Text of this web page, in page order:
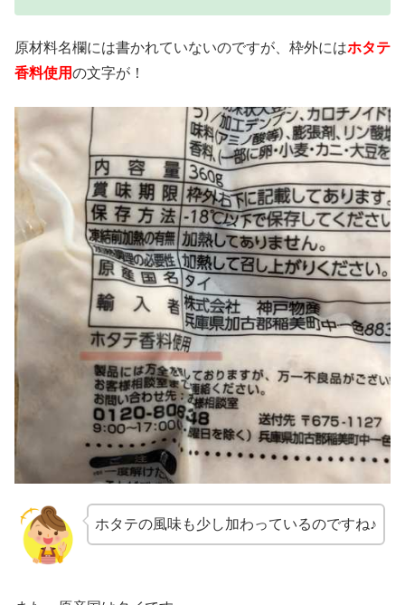
原材料名欄には書かれていないのですが、枠外にはホタテ
香料使用の文字が！
ホタテの風味も少し加わっているのですね♪